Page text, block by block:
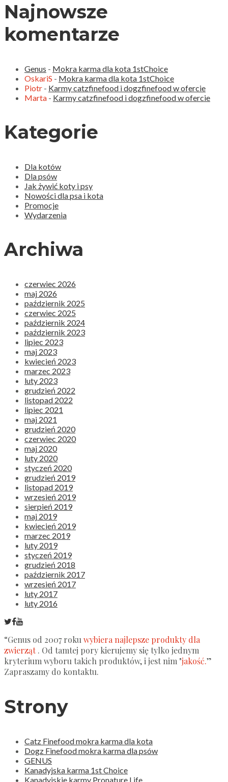
Najnowsze
komentarze
Genus - Mokra karma dla kota 1stChoice
OskariS - Mokra karma dla kota 1stChoice
Piotr - Karmy catzfinefood i dogzfinefood w ofercie
Marta - Karmy catzfinefood i dogzfinefood w ofercie
Kategorie
Dla kotów
Dla psów
Jak żywić koty i psy
Nowości dla psa i kota
Promocje
Wydarzenia
Archiwa
czerwiec 2026
maj 2026
październik 2025
czerwiec 2025
październik 2024
październik 2023
lipiec 2023
maj 2023
kwiecień 2023
marzec 2023
luty 2023
grudzień 2022
listopad 2022
lipiec 2021
maj 2021
grudzień 2020
czerwiec 2020
maj 2020
luty 2020
styczeń 2020
grudzień 2019
listopad 2019
wrzesień 2019
sierpień 2019
maj 2019
kwiecień 2019
marzec 2019
luty 2019
styczeń 2019
grudzień 2018
październik 2017
wrzesień 2017
luty 2017
luty 2016
“Genus od 2007 rokuwybiera najlepsze produkty dla
zwierząt. Od tamtej pory kierujemy się tylko jednym
kryterium wyboru takich produktów, i jest nim "jakość.”
Zapraszamy do kontaktu.
Strony
Catz Finefood mokra karma dla kota
Dogz Finefood mokra karma dla psów
GENUS
Kanadyjska karma 1st Choice
Kanadyjskie karmy Pronature Life